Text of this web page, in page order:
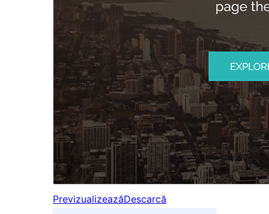
PrevizualizeazăDescarcă